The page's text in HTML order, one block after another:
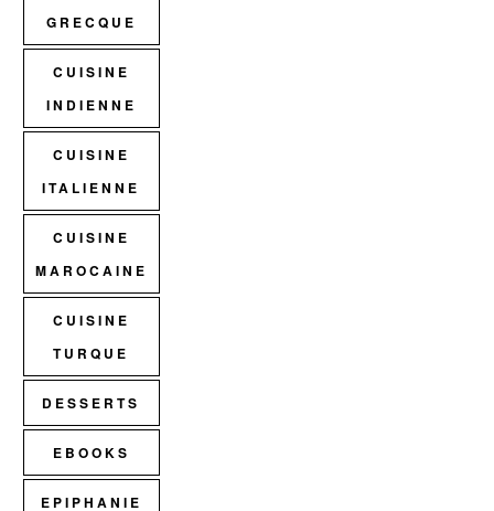
GRECQUE
CUISINE
INDIENNE
CUISINE
ITALIENNE
CUISINE
MAROCAINE
CUISINE
TURQUE
DESSERTS
EBOOKS
EPIPHANIE